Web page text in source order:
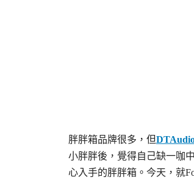
胖胖箱品牌很多，但
小胖胖後，覺得自己缺一咖
心入手的胖胖箱。今天，就